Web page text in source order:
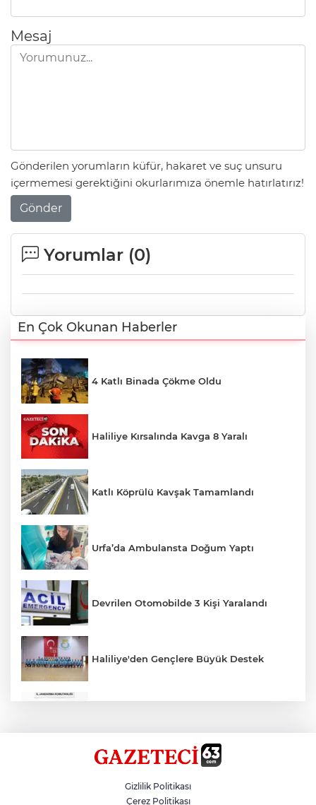
Mesaj
Gönderilen yorumların küfür, hakaret ve suç unsuru
içermemesi gerektiğini okurlarımıza önemle hatırlatırız!
Gönder
Yorumlar (0)
En Çok Okunan Haberler
4 Katlı Binada Çökme Oldu
Haliliye Kırsalında Kavga 8 Yaralı
Katlı Köprülü Kavşak Tamamlandı
Urfa’da Ambulansta Doğum Yaptı
Devrilen Otomobilde 3 Kişi Yaralandı
Haliliye'den Gençlere Büyük Destek
Hikmet Başak’tan Ulaşım Çalışması
Gizlilik Politikası
Çerez Politikası